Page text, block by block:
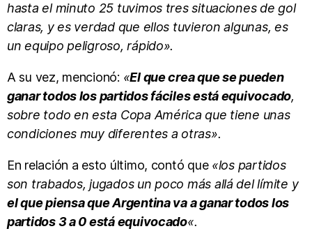
hasta el minuto 25 tuvimos tres situaciones de gol
claras, y es verdad que ellos tuvieron algunas, es
un equipo peligroso, rápido».
A su vez, mencionó: «El que crea que se pueden
ganar todos los partidos fáciles está equivocado,
sobre todo en esta Copa América que tiene unas
condiciones muy diferentes a otras».
En relación a esto último, contó que «los partidos
son trabados, jugados un poco más allá del límite y
el que piensa que Argentina va a ganar todos los
partidos 3 a 0 está equivocado«.